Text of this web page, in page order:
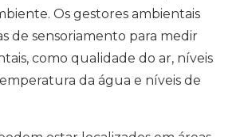
Os gestores ambientais
de sensoriamento para medir
como qualidade do ar, níveis
da água e níveis de